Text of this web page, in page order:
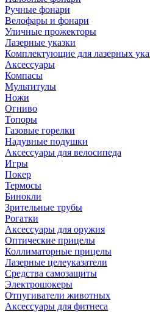
Ручные фонари
Велофары и фонари
Уличные прожекторы
Лазерные указки
Комплектующие для лазерных
Аксессуары
Компасы
Мультитулы
Ножи
Огниво
Топоры
Газовые горелки
Надувные подушки
Аксессуары для велосипеда
Игры
Покер
Термосы
Бинокли
Зрительные трубы
Рогатки
Аксессуары для оружия
Оптические прицелы
Коллиматорные прицелы
Лазерные целеуказатели
Средства самозащиты
Электрошокеры
Отпугиватели животных
Аксессуары для фитнеса